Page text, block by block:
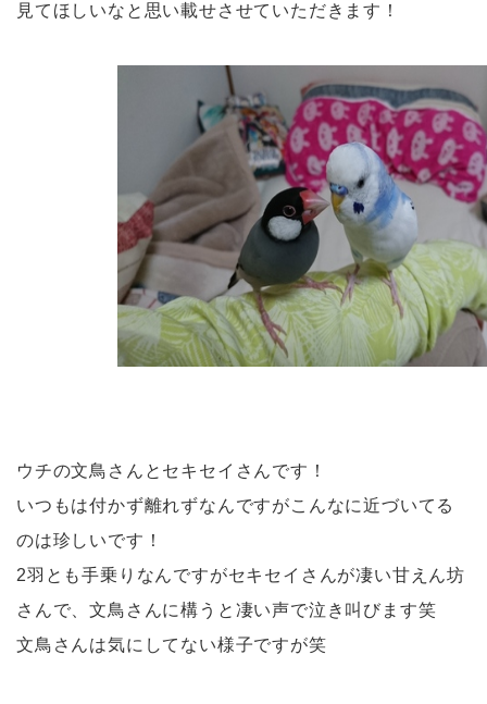
見てほしいなと思い載せさせていただきます！
ウチの文鳥さんとセキセイさんです！
いつもは付かず離れずなんですがこんなに近づいてる
のは珍しいです！
2羽とも手乗りなんですがセキセイさんが凄い甘えん坊
さんで、文鳥さんに構うと凄い声で泣き叫びます笑
文鳥さんは気にしてない様子ですが笑